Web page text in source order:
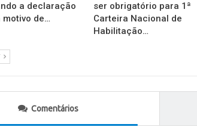
a declaração
motivo de…
ser obrigatório para 1ª
Carteira Nacional de
Habilitação…
Comentários